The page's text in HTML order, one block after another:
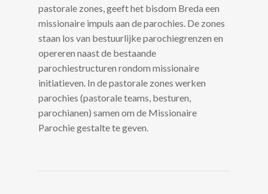
pastorale zones, geeft het bisdom Breda een
missionaire impuls aan de parochies. De zones
staan los van bestuurlijke parochiegrenzen en
opereren naast de bestaande
parochiestructuren rondom missionaire
initiatieven. In de pastorale zones werken
parochies (pastorale teams, besturen,
parochianen) samen om de Missionaire
Parochie gestalte te geven.